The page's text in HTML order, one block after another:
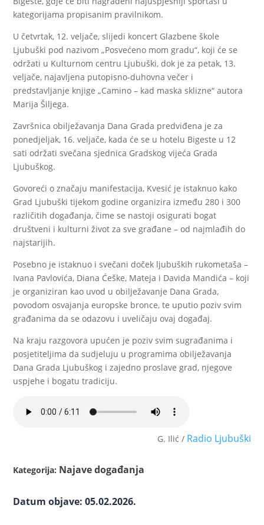
kategorijama propisanim pravilnikom.
U četvrtak, 12. veljače, slijedi koncert Glazbene škole
Ljubuški pod nazivom „Posvećeno mom gradu“, koji će se
održati u Kulturnom centru Ljubuški, dok je za petak, 13.
veljače, najavljena putopisno-duhovna večer i
predstavljanje knjige „Camino – kad maska sklizne“ autora
Marija Šiljega.
Završnica obilježavanja Dana Grada predviđena je za
ponedjeljak, 16. veljače, kada će se u hotelu Bigeste u 12
sati održati svečana sjednica Gradskog vijeća Grada
Ljubuškog.
Govoreći o značaju manifestacija, Kvesić je istaknuo kako
Grad Ljubuški tijekom godine organizira između 280 i 300
različitih događanja, čime se nastoji osigurati bogat
društveni i kulturni život za sve građane – od najmlađih do
najstarijih.
Posebno je istaknuo i svečani doček ljubuških rukometaša –
Ivana Pavlovića, Diana Ćeške, Mateja i Davida Mandića – koji
je organiziran kao uvod u obilježavanje Dana Grada,
povodom osvajanja europske bronce, te uputio poziv svim
građanima da se odazovu i uveličaju ovaj događaj.
Na kraju razgovora upućen je poziv svim sugrađanima i
posjetiteljima da sudjeluju u programima obilježavanja
Dana Grada Ljubuškog i zajedno proslave grad, njegove
uspjehe i bogatu tradiciju.
G. Ilić / Radio Ljubuški
Kategorija: Najave događanja
Datum objave: 05.02.2026.